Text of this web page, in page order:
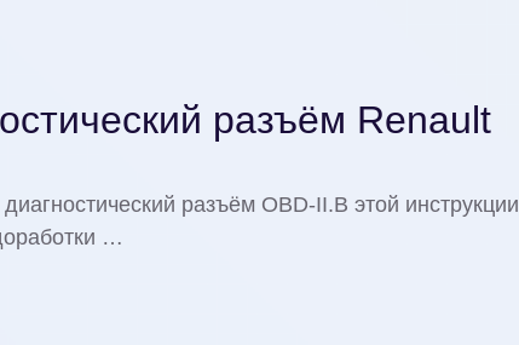
разъём Renault
разъём OBD-II.В этой инструкции
…